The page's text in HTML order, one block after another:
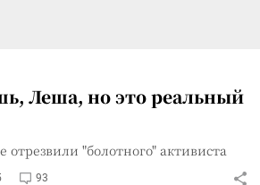
Леша, но это реальный
"болотного" активиста
93